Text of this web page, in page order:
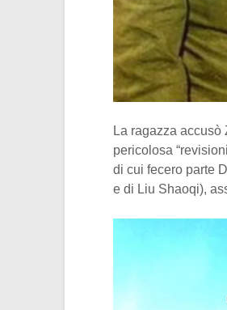
La ragazza
pericolosa
di cui fecero parte
e di Liu Shaoqi),